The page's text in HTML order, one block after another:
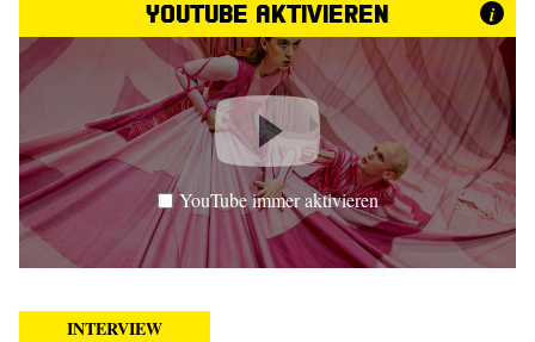
YouTube aktivieren i
YouTube immer aktivieren
INTERVIEW